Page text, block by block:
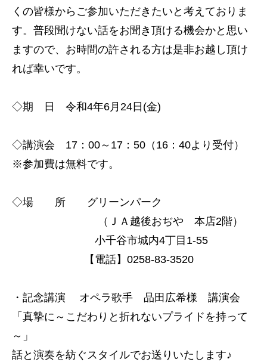
くの皆様からご参加いただきたいと考えておりま
す。普段聞けない話をお聞き頂ける機会かと思い
ますので、お時間の許される方は是非お越し頂け
れば幸いです。
◇期 日 令和4年6月24日(金)
◇講演会 17：00～17：50（16：40より受付）
※参加費は無料です。
◇場 所 グリーンパーク
（ＪＡ越後おぢや 本店2階）
小千谷市城内4丁目1-55
【電話】0258-83-3520
・記念講演 オペラ歌手 品田広希様 講演会
「真摯に～こだわりと折れないプライドを持って
～」
話と演奏を紡ぐスタイルでお送りいたします♪